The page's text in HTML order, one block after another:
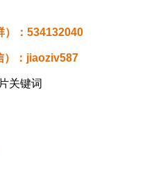
： 534132040
）：jiaoziv587